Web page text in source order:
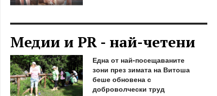
Медии и PR - най-четени
Една от най-посещаваните
зони през зимата на Витоша
беше обновена с
доброволчески труд